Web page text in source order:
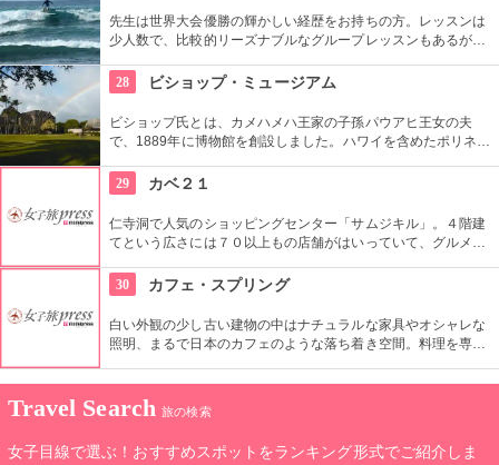
先生は世界大会優勝の輝かしい経歴をお持ちの方。レッスンは
少人数で、比較的リーズナブルなグループレッスンもあるが、
心者の方も基本動作からきちんと学んで、いざ海へ！
28 ビショップ・ミュージアム
ビショップ氏とは、カメハメハ王家の子孫パウアヒ王女の夫
で、1889年に博物館を創設しました。ハワイを含めたポリネシ
や中の吹き抜け、インテリアも見ごたえあります。
29 カベ２１
仁寺洞で人気のショッピングセンター「サムジキル」。４階建
てという広さには７０以上もの店舗がはいっていて、グルメや
では螺細製品や乗り下など、韓国の伝統工芸品を取り扱い、お
気に入りの１つが見つかるはず。
30 カフェ・スプリング
白い外観の少し古い建物の中はナチュラルな家具やオシャレな
照明、まるで日本のカフェのような落ち着き空間。料理を専門
どれもほっとする味わいのものばかり。
Travel Search 旅の検索
女子目線で選ぶ！おすすめスポットをランキング形式でご紹介しま